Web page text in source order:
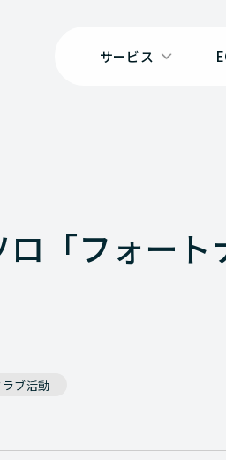
サービス
ロ「フォー
ラブ活動